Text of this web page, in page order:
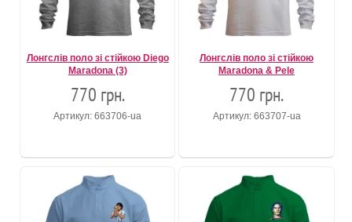
Лонгслів поло зі стійкою Diego
Maradona (3)
770 грн.
Артикул: 663706-ua
Лонгслів поло зі стійкою
Maradona & Pele
770 грн.
Артикул: 663707-ua